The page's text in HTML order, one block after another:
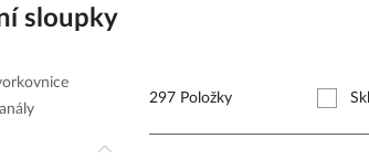
sloupky
297 Položky